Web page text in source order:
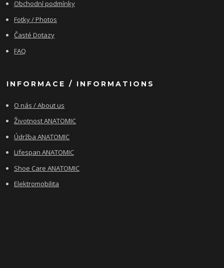
Obchodní podmínky
Fotky / Photos
Časté Dotazy
FAQ
INFORMACE / INFORMATIONS
O nás / About us
Životnost ANATOMIC
Údržba ANATOMIC
Lifespan ANATOMIC
Shoe Care ANATOMIC
Elektromobilita